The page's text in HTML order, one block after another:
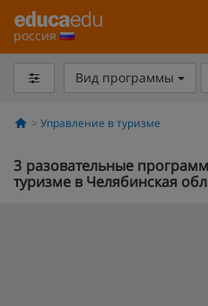
россия
Вид программы
Управление в туризме
3 разовательные
туризме в Челябинская